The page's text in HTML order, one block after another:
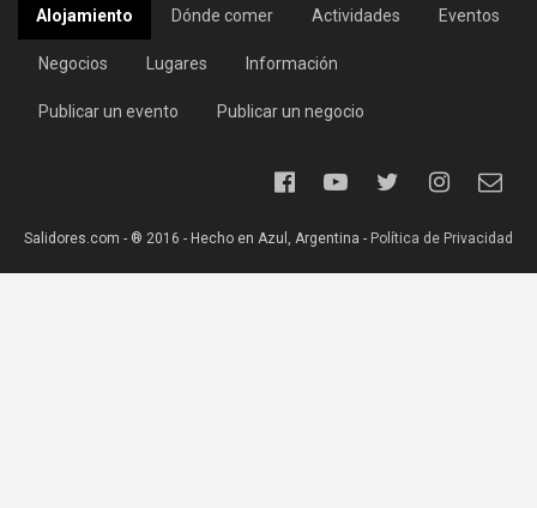
Alojamiento Dónde comer Actividades Eventos
Negocios Lugares Información
Publicar un evento Publicar un negocio
Salidores.com - ® 2016 - Hecho en Azul, Argentina - Política de Privacidad